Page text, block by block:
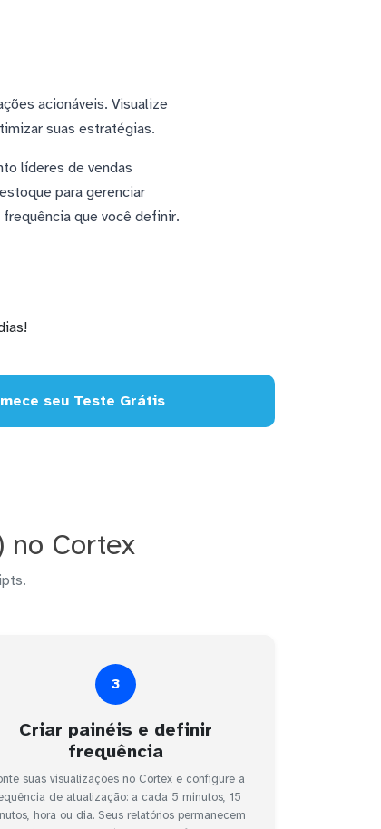
acionáveis. Visualize
suas estratégias.
líderes de vendas
para gerenciar
que você definir.
seu Teste Grátis
no Cortex
3
Criar painéis e definir
frequência
suas visualizações no Cortex e configure a
de atualização: a cada 5 minutos, 15
hora ou dia. Seus relatórios permanecem